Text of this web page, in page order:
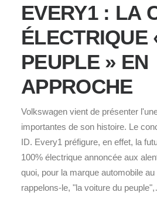
EVERY1 : LA
ÉLECTRIQUE
PEUPLE » EN
APPROCHE
Volkswagen vient de présenter
importantes de son histoire. Le
ID. Every1 préfigure, en effet, la
100% électrique annoncée aux
quoi, pour la marque automobile
rappelons-le, "la voiture du